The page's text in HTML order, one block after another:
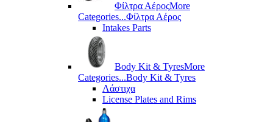
Φίλτρα ΑέροςMore
Categories...Φίλτρα Αέρος
Intakes Parts
Body Kit & TyresMore
Categories...Body Kit & Tyres
Λάστιχα
License Plates and Rims